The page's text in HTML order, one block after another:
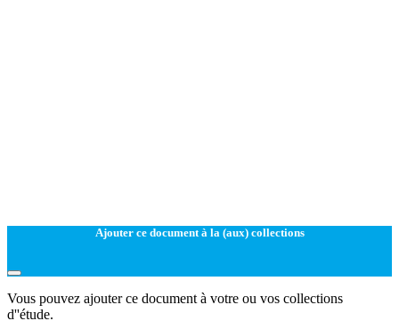
Ajouter ce document à la (aux) collections
Vous pouvez ajouter ce document à votre ou vos collections
d''étude.